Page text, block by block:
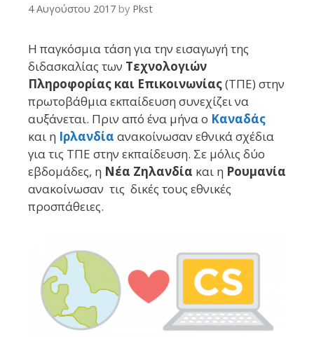
4 Αυγούστου 2017 by Pkst
Η παγκόσμια τάση για την εισαγωγή της
διδασκαλίας των Τεχνολογιών
Πληροφορίας και Επικοινωνίας(ΤΠΕ) στην
πρωτοβάθμια εκπαίδευση συνεχίζει να
αυξάνεται. Πριν από ένα μήνα ο Καναδάς
και η Ιρλανδία ανακοίνωσαν εθνικά σχέδια
για τις ΤΠΕ στην εκπαίδευση. Σε μόλις δύο
εβδομάδες, η Νέα Ζηλανδία και η Ρουμανία
ανακοίνωσαν τις δικές τους εθνικές
προσπάθειες.